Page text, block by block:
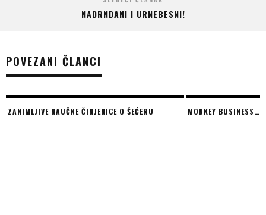
NADRNDANI I URNEBESNI!
POVEZANI ČLANCI
MONKEY BUSINESS…